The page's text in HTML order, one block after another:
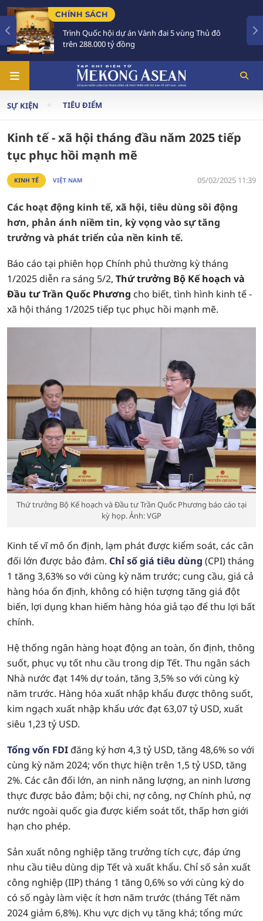
dự án Vành đai 5 vùng Thủ đô
tỷ đồng
Tổng Bí thư,
Australia và
SỰ KIỆN TIÊU ĐIỂM
Kinh tế - xã hội tháng đầu năm 2025 tiếp
tục phục hồi mạnh mẽ
KINH TẾ VIỆT NAM 05/02/2025 11:39
Các hoạt động kinh tế, xã hội, tiêu dùng sôi động
hơn, phản ánh niềm tin, kỳ vọng vào sự tăng
trưởng và phát triển của nền kinh tế.
Báo cáo tại phiên họp Chính phủ thường kỳ tháng
1/2025 diễn ra sáng 5/2, Thứ trưởng Bộ Kế hoạch và
Đầu tư Trần Quốc Phương cho biết, tình hình kinh tế -
xã hội tháng 1/2025 tiếp tục phục hồi mạnh mẽ.
Thứ trưởng Bộ Kế hoạch và Đầu tư Trần Quốc Phương báo cáo tại
kỳ họp. Ảnh: VGP
Kinh tế vĩ mô ổn định, lạm phát được kiểm soát, các cân
đối lớn được bảo đảm. Chỉ số giá tiêu dùng (CPI) tháng
1 tăng 3,63% so với cùng kỳ năm trước; cung cầu, giá cả
hàng hóa ổn định, không có hiện tượng tăng giá đột
biến, lợi dụng khan hiếm hàng hóa giả tạo để thu lợi bất
chính.
Hệ thống ngân hàng hoạt động an toàn, ổn định, thông
suốt, phục vụ tốt nhu cầu trong dịp Tết. Thu ngân sách
Nhà nước đạt 14% dự toán, tăng 3,5% so với cùng kỳ
năm trước. Hàng hóa xuất nhập khẩu được thông suốt,
kim ngạch xuất nhập khẩu ước đạt 63,07 tỷ USD, xuất
siêu 1,23 tỷ USD.
Tổng vốn FDIđăng ký hơn 4,3 tỷ USD, tăng 48,6% so với
cùng kỳ năm 2024; vốn thực hiện trên 1,5 tỷ USD, tăng
2%. Các cân đối lớn, an ninh năng lượng, an ninh lương
thực được bảo đảm; bội chi, nợ công, nợ Chính phủ, nợ
nước ngoài quốc gia được kiểm soát tốt, thấp hơn giới
hạn cho phép.
Sản xuất nông nghiệp tăng trưởng tích cực, đáp ứng
nhu cầu tiêu dùng dịp Tết và xuất khẩu. Chỉ số sản xuất
công nghiệp (IIP) tháng 1 tăng 0,6% so với cùng kỳ do
có số ngày làm việc ít hơn năm trước (tháng Tết năm
2024 giảm 6,8%). Khu vực dịch vụ tăng khá; tổng mức